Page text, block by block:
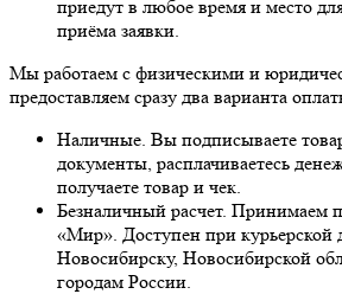
приедут в любое время и место
приёма заявки.
Мы работаем с физическими и
предоставляем сразу два варианта
Наличные. Вы подписываете
документы, расплачиваетесь
получаете товар и чек.
Безналичный расчет. Принимаем
«Мир». Доступен при курьерской
Новосибирску, Новосибирской
городам России.